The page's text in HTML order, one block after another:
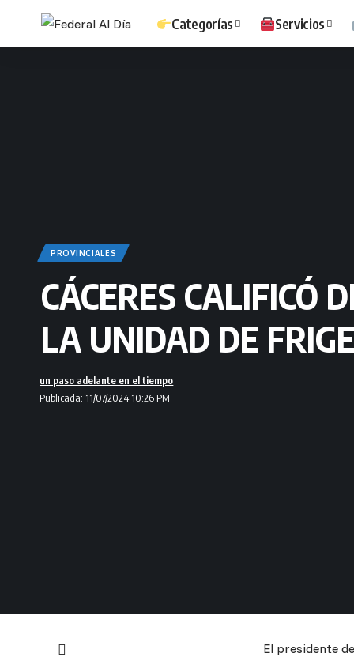
Categorías Servicios
PROVINCIALES
CÁCERES CALIFICÓ
LA UNIDAD DE
Publicada: 11/07/2024 10:26 PM
un paso adelante en el tiempo
El presidente